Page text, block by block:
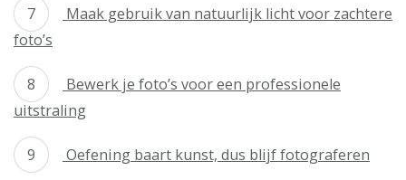
Maak gebruik van natuurlijk licht voor zachtere
foto’s
Bewerk je foto’s voor een professionele
uitstraling
Oefening baart kunst, dus blijf fotograferen